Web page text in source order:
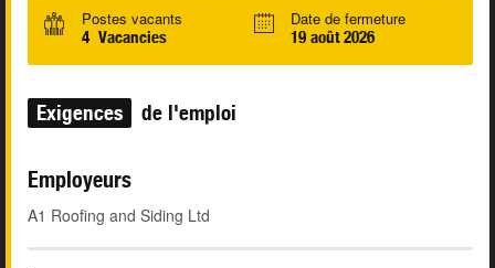
Postes vacants
4 Vacancies
Date de fermeture
19 août 2026
Exigences de l'emploi
Employeurs
A1 Roofing and Siding Ltd